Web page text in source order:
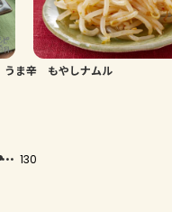
うま辛 もやしナムル
... 130